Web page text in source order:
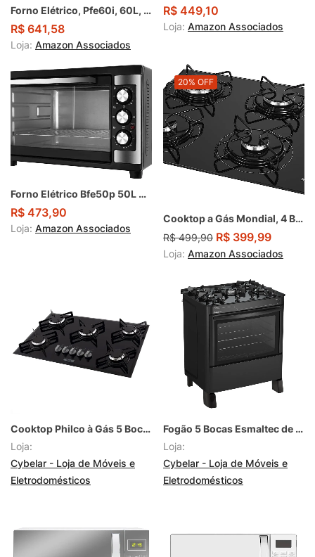
Forno Elétrico, Pfe60i, 60L, Prata, 220v, Philco
R$ 641,58
Loja: Amazon Associados
R$ 449,10
Loja: Amazon Associados
Forno Elétrico Bfe50p 50L Preto
R$ 473,90
Loja: Amazon Associados
20% OFF
Cooktop a Gás Mondial, 4 Bocas
R$499,90 R$ 399,99
Loja: Amazon Associados
Cooktop Philco à Gás 5 Bocas Automático
Loja:
Cybelar - Loja de Móveis e
Eletrodomésticos
Fogão 5 Bocas Esmaltec de Piso Automático Jade Glass
Loja:
Cybelar - Loja de Móveis e
Eletrodomésticos